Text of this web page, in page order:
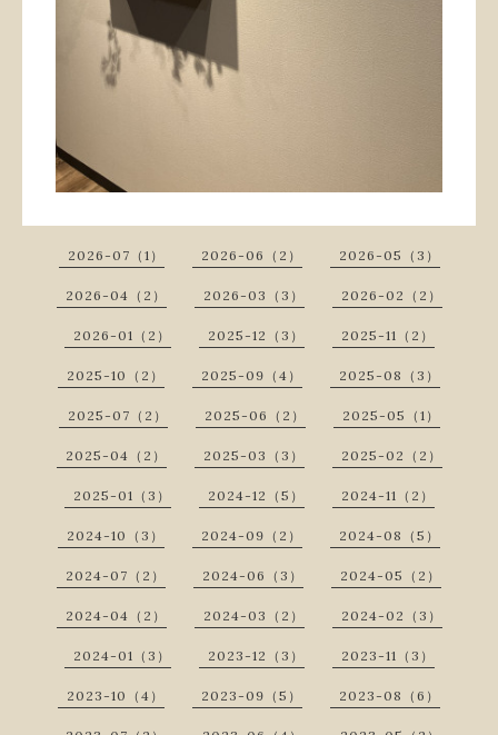
2026-07（1） 2026-06（2） 2026-05（3）
2026-04（2） 2026-03（3） 2026-02（2）
2026-01（2） 2025-12（3） 2025-11（2）
2025-10（2） 2025-09（4） 2025-08（3）
2025-07（2） 2025-06（2） 2025-05（1）
2025-04（2） 2025-03（3） 2025-02（2）
2025-01（3） 2024-12（5） 2024-11（2）
2024-10（3） 2024-09（2） 2024-08（5）
2024-07（2） 2024-06（3） 2024-05（2）
2024-04（2） 2024-03（2） 2024-02（3）
2024-01（3） 2023-12（3） 2023-11（3）
2023-10（4） 2023-09（5） 2023-08（6）